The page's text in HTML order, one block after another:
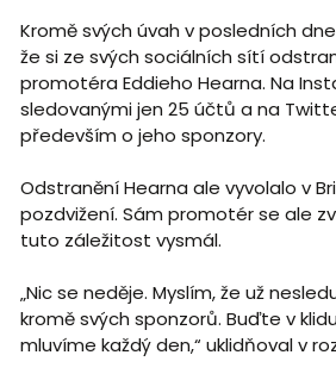
Kromě svých úvah v posledních
že si ze svých sociálních sítí
promotéra Eddieho Hearna. Na
sledovanými jen 25 účtů a na
především o jeho sponzory.
Odstranění Hearna ale vyvolalo v
pozdvižení. Sám promotér se ale
tuto záležitost vysmál.
„Nic se neděje. Myslím, že už
kromě svých sponzorů. Buďte v
mluvíme každý den,“ uklidňoval v